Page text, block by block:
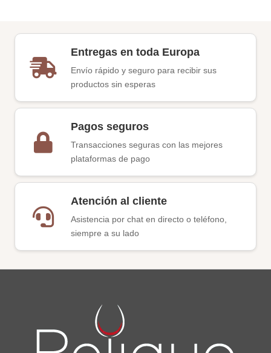
Entregas en toda Europa
Envío rápido y seguro para recibir sus
productos sin esperas
Pagos seguros
Transacciones seguras con las mejores
plataformas de pago
Atención al cliente
Asistencia por chat en directo o teléfono,
siempre a su lado